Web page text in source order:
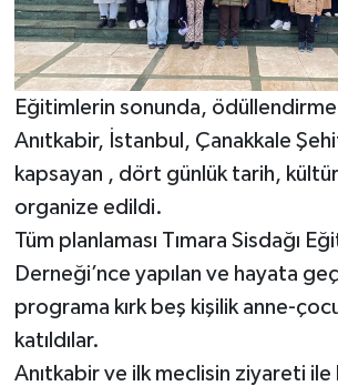
Eğitimlerin sonunda,
Anıtkabir, İstanbul, Çanakkale
kapsayan , dört günlük tarih,
organize edildi.
Tüm planlaması Tımara Sisdağı
Derneği’nce yapılan ve hayata
programa kırk beş kişilik anne-
katıldılar.
Anıtkabir ve ilk meclisin ziyareti ile